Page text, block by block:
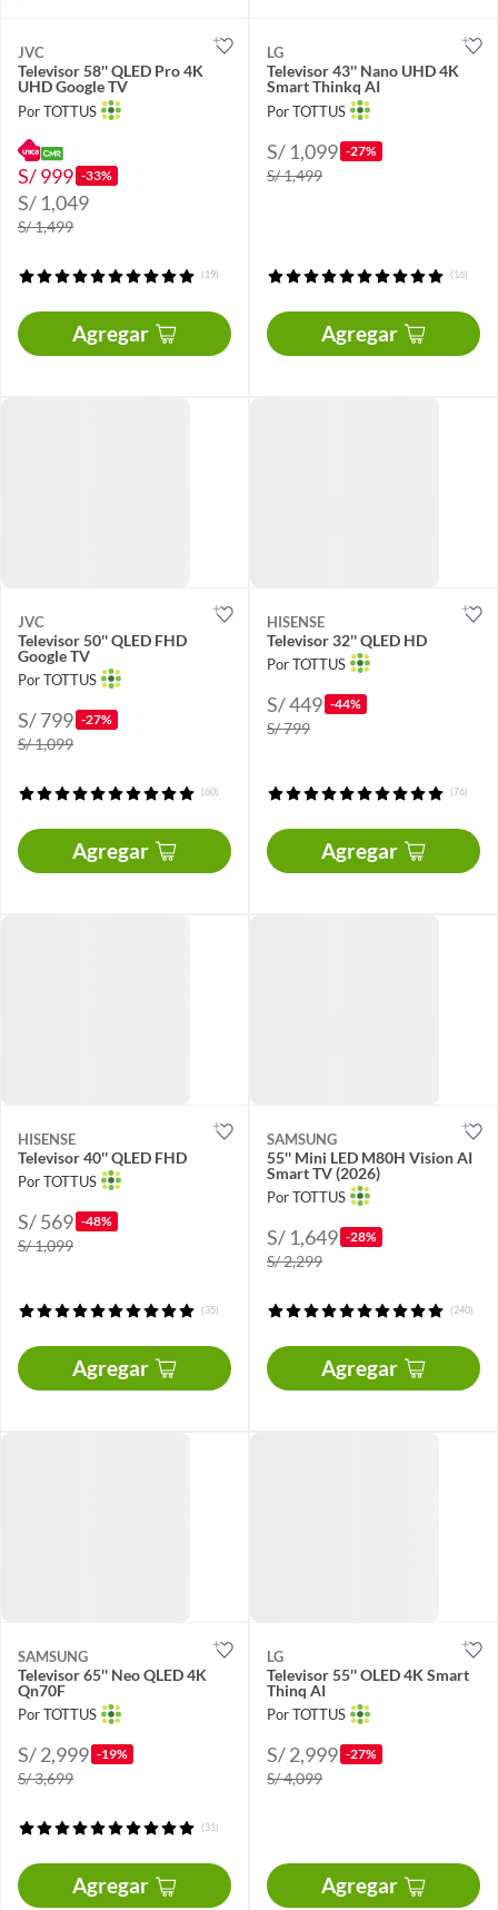
JVC
Televisor 58'' QLED Pro 4K
UHD Google TV
Por TOTTUS
S/ 999 -33%
S/ 1,049
S/ 1,499
(19)
Agregar
LG
Televisor 43'' Nano UHD 4K
Smart Thinkq AI
Por TOTTUS
S/ 1,099 -27%
S/ 1,499
(16)
Agregar
JVC
Televisor 50'' QLED FHD
Google TV
Por TOTTUS
S/ 799 -27%
S/ 1,099
(60)
Agregar
HISENSE
Televisor 32'' QLED HD
Por TOTTUS
S/ 449 -44%
S/ 799
(76)
Agregar
HISENSE
Televisor 40'' QLED FHD
Por TOTTUS
S/ 569 -48%
S/ 1,099
(35)
Agregar
SAMSUNG
55'' Mini LED M80H Vision AI
Smart TV (2026)
Por TOTTUS
S/ 1,649 -28%
S/ 2,299
(240)
Agregar
SAMSUNG
Televisor 65'' Neo QLED 4K
Qn70F
Por TOTTUS
S/ 2,999 -19%
S/ 3,699
(31)
Agregar
LG
Televisor 55'' OLED 4K Smart
Thinq AI
Por TOTTUS
S/ 2,999 -27%
S/ 4,099
Agregar